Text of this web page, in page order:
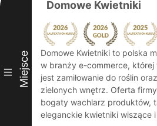
III Miejsce
Domowe Kwietniki
Domowe Kwietniki to polska
w branży e-commerce, której
jest zamiłowanie do roślin
zielonych wnętrz. Oferta
bogaty wachlarz produktów,
eleganckie kwietniki wiszące